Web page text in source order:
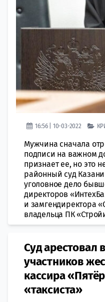
16:56 | 10-03-2022
Мужчина сначала
подписи на важном
признает ее, но это
районный суд
уголовное дело
директоров
и замгендиректора
владельца ПК
Суд арестовал
участников
кассира
«таксиста»